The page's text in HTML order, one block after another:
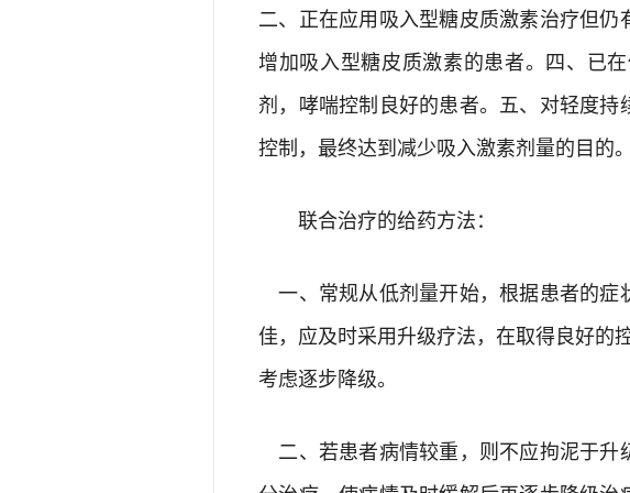
二、正在应用吸入型糖皮质激素治疗但
增加吸入型糖皮质激素的患者。四、已
剂，哮喘控制良好的患者。五、对轻度
控制，最终达到减少吸入激素剂量的目的。
联合治疗的给药方法：
一、常规从低剂量开始，根据患者的症
佳，应及时采用升级疗法，在取得良好的
考虑逐步降级。
二、若患者病情较重，则不应拘泥于升